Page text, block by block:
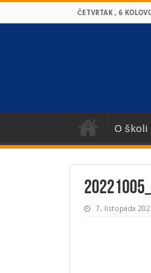
ČETVRTAK , 6
O školi
7. listopada